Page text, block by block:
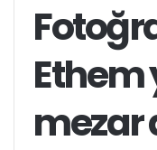
Ethem
mezar